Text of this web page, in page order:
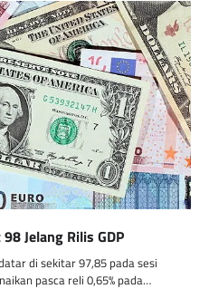
Jelang Rilis GDP
di sekitar 97,85 pada sesi
pasca reli 0,65% pada…